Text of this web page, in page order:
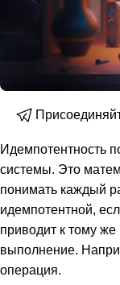
Идемпотентность
системы. Это
понимать каждый
идемпотентной,
приводит к тому же
выполнение.
операция.